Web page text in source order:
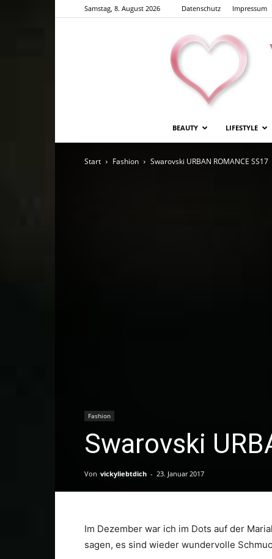
Samstag, 8. August 2026 Datenschutz Impressum
BEAUTY LIFESTYLE
Start Fashion Swarovski URBAN ROMANCE SS17
Fashion
Swarovski
Von vickyliebtdich - 23. Januar 2017
Im Dezember war ich im Dots auf der
sagen, es sind wieder wundervolle